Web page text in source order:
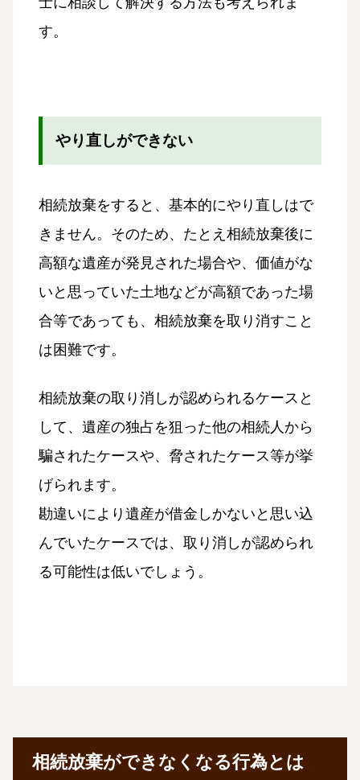
す。
やり直しができない
相続放棄をすると、基本的にやり直しはで
きません。そのため、たとえ相続放棄後に
高額な遺産が発見された場合や、価値がな
いと思っていた土地などが高額であった場
合等であっても、相続放棄を取り消すこと
は困難です。
相続放棄の取り消しが認められるケースと
して、遺産の独占を狙った他の相続人から
騙されたケースや、脅されたケース等が挙
げられます。
勘違いにより遺産が借金しかないと思い込
んでいたケースでは、取り消しが認められ
る可能性は低いでしょう。
相続放棄ができなくなる行為とは